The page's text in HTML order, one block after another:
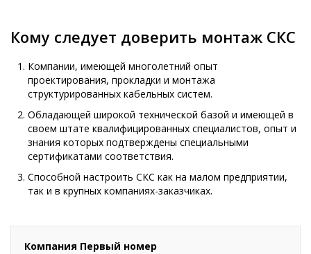
Кому следует доверить монтаж СКС
Компании, имеющей многолетний опыт
проектирования, прокладки и монтажа
структурированных кабельных систем.
Обладающей широкой технической базой и имеющей в
своем штате квалифицированных специалистов, опыт и
знания которых подтверждены специальными
сертификатами соответствия.
Способной настроить СКС как на малом предприятии,
так и в крупных компаниях-заказчиках.
Компания Первый номер